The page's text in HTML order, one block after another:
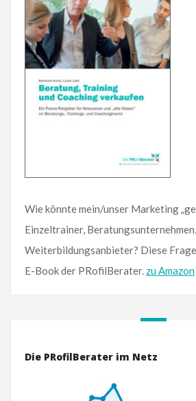
Wie könnte mein/unser Marketing
Einzeltrainer, Beratungsunternehmen,
Weiterbildungsanbieter? Diese
E-Book der PRofilBerater. zu Amazon
Die PRofilBerater im Netz